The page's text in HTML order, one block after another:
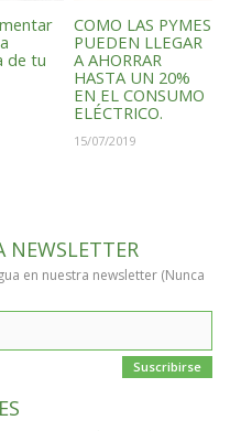
de tu
COMO LAS PYMES
PUEDEN LLEGAR
A AHORRAR
HASTA UN 20%
EN EL CONSUMO
ELÉCTRICO.
15/07/2019
NEWSLETTER
en nuestra newsletter (Nunca